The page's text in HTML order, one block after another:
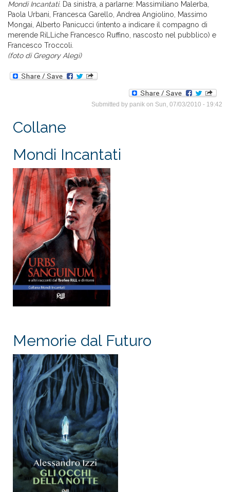
Mondi Incantati. Da sinistra, a parlarne: Massimiliano Malerba,
Paola Urbani, Francesca Garello, Andrea Angiolino, Massimo
Mongai, Alberto Panicucci (intento a indicare il compagno di
merende RiLLiche Francesco Ruffino, nascosto nel pubblico) e
Francesco Troccoli.
(foto di Gregory Alegi)
Submitted by panik on Sun, 07/03/2010 - 19:42
Collane
Mondi Incantati
Memorie dal Futuro